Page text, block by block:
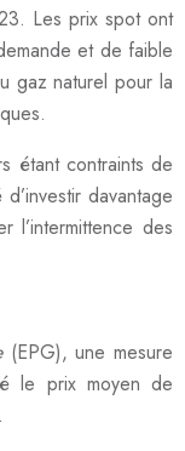
Les prix spot ont
et de faible
gaz naturel pour la
étant contraints de
davantage
l’intermittence des
(EPG), une mesure
le prix moyen de